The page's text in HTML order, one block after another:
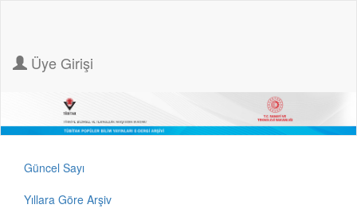
Üye Girişi
Güncel Sayı
Yıllara Göre Arşiv